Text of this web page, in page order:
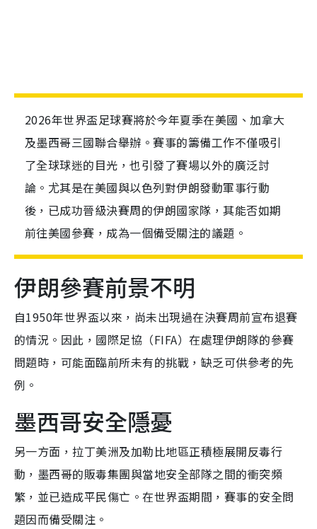
2026年世界盃足球賽將於今年夏季在美國、加拿大
及墨西哥三國聯合舉辦。賽事的籌備工作不僅吸引
了全球球迷的目光，也引發了賽場以外的廣泛討
論。尤其是在美國與以色列對伊朗發動軍事行動
後，已成功晉級決賽周的伊朗國家隊，其能否如期
前往美國參賽，成為一個備受關注的議題。
伊朗參賽前景不明
自1950年世界盃以來，尚未出現過在決賽周前宣布退賽
的情況。因此，國際足協（FIFA）在處理伊朗隊的參賽
問題時，可能面臨前所未有的挑戰，缺乏可供參考的先
例。
墨西哥安全隱憂
另一方面，拉丁美洲及加勒比地區正積極展開反毒行
動，墨西哥的販毒集團與當地安全部隊之間的衝突頻
繁，並已造成平民傷亡。在世界盃期間，賽事的安全問
題因而備受關注。